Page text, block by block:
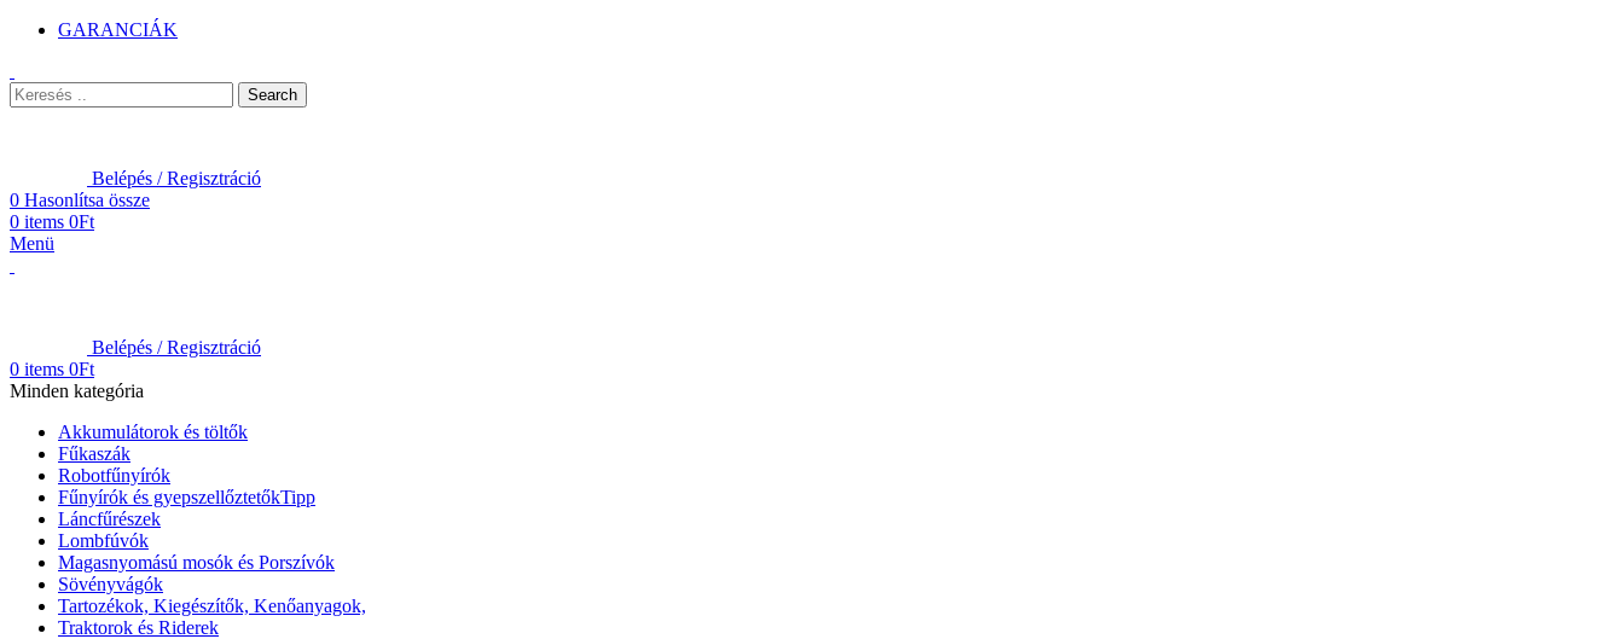
GARANCIÁK
Search
Belépés / Regisztráció
0 Hasonlítsa össze
0 items 0Ft
Menü
Belépés / Regisztráció
0 items 0Ft
Minden kategória
Akkumulátorok és töltők
Fűkaszák
Robotfűnyírók
Fűnyírók és gyepszellőztetőkTipp
Láncfűrészek
Lombfúvók
Magasnyomású mosók és Porszívók
Sövényvágók
Tartozékok, Kiegészítők, Kenőanyagok,
Traktorok és Riderek